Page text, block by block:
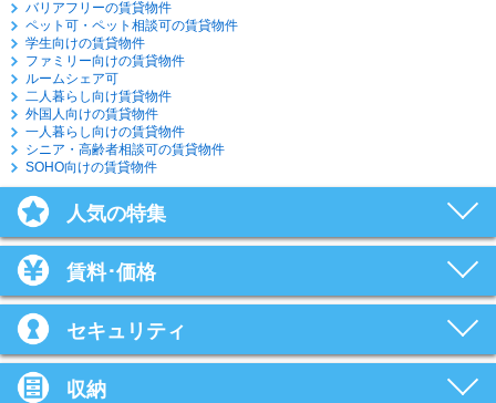
バリアフリーの賃貸物件
ペット可・ペット相談可の賃貸物件
学生向けの賃貸物件
ファミリー向けの賃貸物件
ルームシェア可
二人暮らし向け賃貸物件
外国人向けの賃貸物件
一人暮らし向けの賃貸物件
シニア・高齢者相談可の賃貸物件
SOHO向けの賃貸物件
人気の特集
賃料･価格
セキュリティ
収納